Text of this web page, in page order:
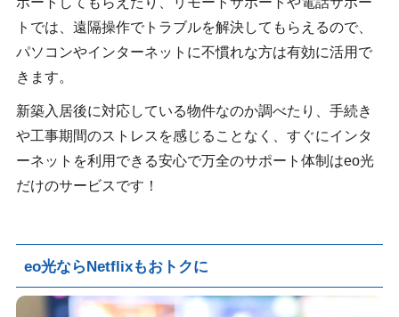
トでは、遠隔操作でトラブルを解決してもらえるので、
パソコンやインターネットに不慣れな方は有効に活用で
きます。
新築入居後に対応している物件なのか調べたり、手続き
や工事期間のストレスを感じることなく、すぐにインタ
ーネットを利用できる安心で万全のサポート体制はeo光
だけのサービスです！
eo光ならNetflixもおトクに